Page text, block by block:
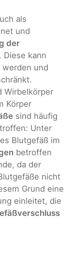
als
und
der
Diese kann
und
Wirbelkörper
Körper
sind häufig
Unter
Blutgefäß im
betroffen
da der
nicht
Grund eine
einleitet, die